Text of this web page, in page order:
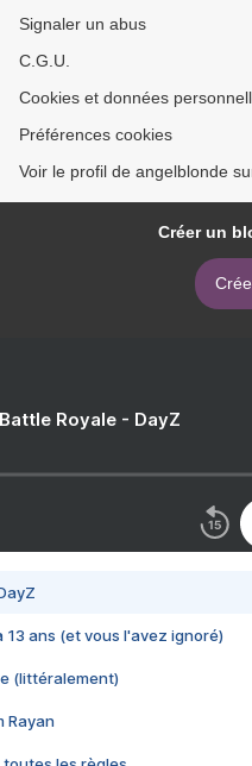
Signaler un abus
C.G.U.
Cookies et données
Préférences cookies
Voir le profil de angelblonde
Créer un
Royale - DayZ
13 ans (et vous l'avez ignoré)
(littéralement)
Rayan